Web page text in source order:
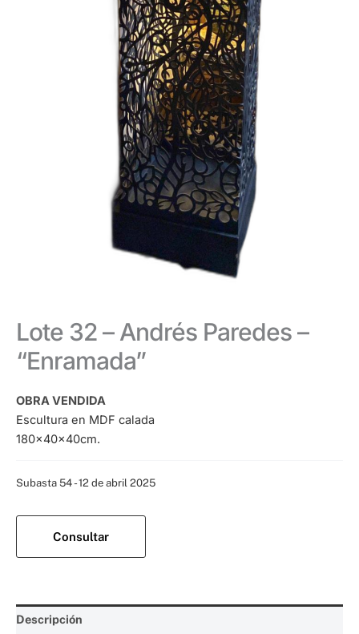
Lote 32 – Andrés Paredes –
“Enramada”
OBRA VENDIDA
Escultura en MDF calada
180x40x40cm.
Subasta 54 - 12 de abril 2025
Consultar
Descripción